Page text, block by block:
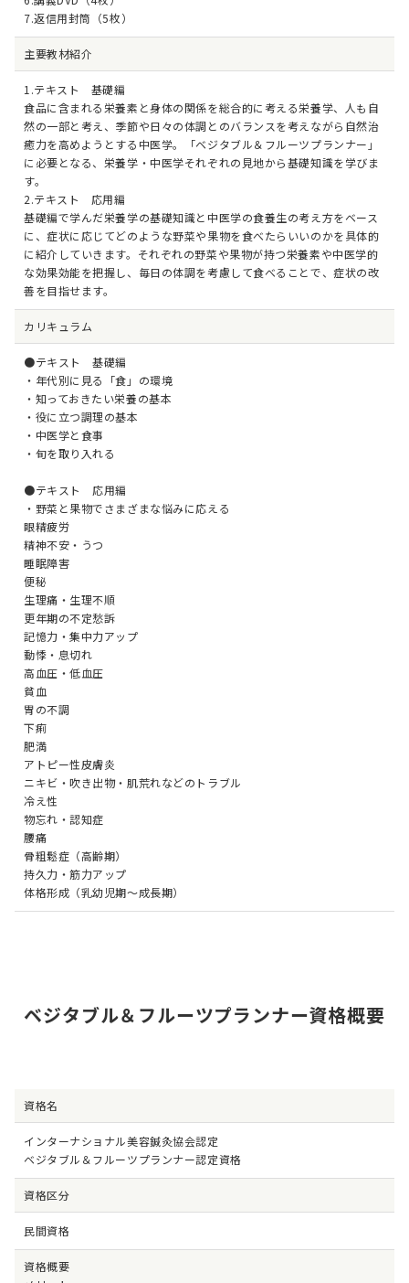
7.返信用封筒（5枚）
主要教材紹介
1.テキスト 基礎編
食品に含まれる栄養素と身体の関係を総合的に考える栄養学、人も自
然の一部と考え、季節や日々の体調とのバランスを考えながら自然治
癒力を高めようとする中医学。「ベジタブル＆フルーツプランナー」
に必要となる、栄養学・中医学それぞれの見地から基礎知識を学びま
す。
2.テキスト 応用編
基礎編で学んだ栄養学の基礎知識と中医学の食養生の考え方をベース
に、症状に応じてどのような野菜や果物を食べたらいいのかを具体的
に紹介していきます。それぞれの野菜や果物が持つ栄養素や中医学的
な効果効能を把握し、毎日の体調を考慮して食べることで、症状の改
善を目指せます。
カリキュラム
●テキスト 基礎編
・年代別に見る「食」の環境
・知っておきたい栄養の基本
・役に立つ調理の基本
・中医学と食事
・旬を取り入れる
●テキスト 応用編
・野菜と果物でさまざまな悩みに応える
眼精疲労
精神不安・うつ
睡眠障害
便秘
生理痛・生理不順
更年期の不定愁訴
記憶力・集中力アップ
動悸・息切れ
高血圧・低血圧
貧血
胃の不調
下痢
肥満
アトピー性皮膚炎
ニキビ・吹き出物・肌荒れなどのトラブル
冷え性
物忘れ・認知症
腰痛
骨粗鬆症（高齢期）
持久力・筋力アップ
体格形成（乳幼児期～成長期）
ベジタブル＆フルーツプランナー資格概要
資格名
インターナショナル美容鍼灸協会認定
ベジタブル＆フルーツプランナー認定資格
資格区分
民間資格
資格概要